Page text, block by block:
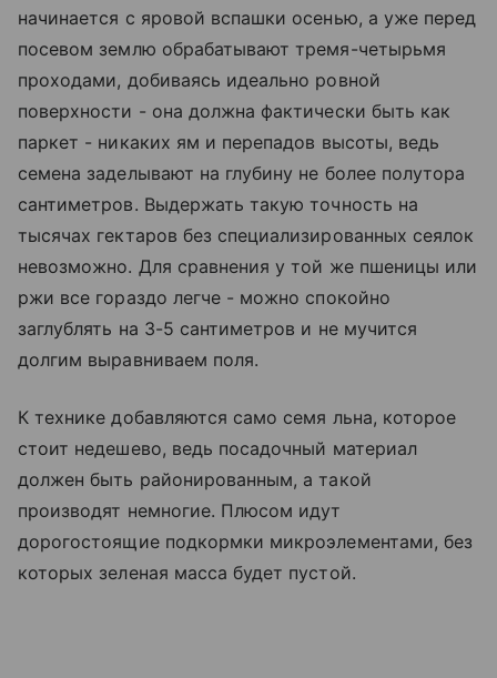
начинается с яровой вспашки осенью, а уже перед
посевом землю обрабатывают тремя-четырьмя
проходами, добиваясь идеально ровной
поверхности - она должна фактически быть как
паркет - никаких ям и перепадов высоты, ведь
семена заделывают на глубину не более полутора
сантиметров. Выдержать такую точность на
тысячах гектаров без специализированных сеялок
невозможно. Для сравнения у той же пшеницы или
ржи все гораздо легче - можно спокойно
заглублять на 3-5 сантиметров и не мучится
долгим выравниваем поля.
К технике добавляются само семя льна, которое
стоит недешево, ведь посадочный материал
должен быть районированным, а такой
производят немногие. Плюсом идут
дорогостоящие подкормки микроэлементами, без
которых зеленая масса будет пустой.